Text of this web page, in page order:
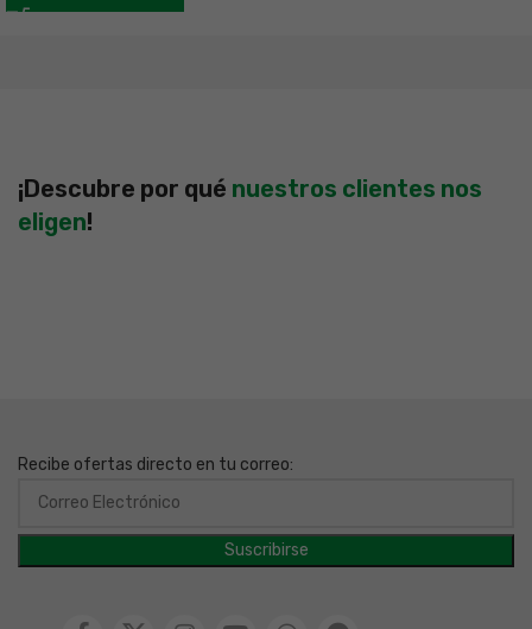
¡Descubre por qué nuestros clientes nos
eligen!
Recibe ofertas directo en tu correo: